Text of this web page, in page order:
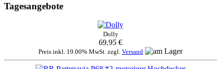
Tagesangebote
Dolly
69.95 €
Preis inkl. 19.00% MwSt. zzgl. Versand